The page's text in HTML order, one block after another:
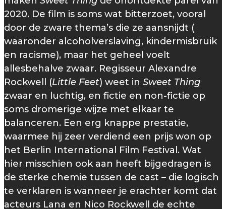
2020. De film is soms wat bitterzoet, vooral
door de zware thema’s die ze aansnijdt (
waaronder alcoholverslaving, kindermisbruik
en racisme), maar het geheel voelt
allesbehalve zwaar. Regisseur Alexandre
Rockwell (Little Feet) weet in Sweet Thing
zwaar en luchtig, en fictie en non-fictie op
soms dromerige wijze met elkaar te
balanceren. Een erg knappe prestatie,
waarmee hij zeer verdiend een prijs won op
het Berlin International Film Festival. Wat
hier misschien ook aan heeft bijgedragen is
de sterke chemie tussen de cast – die logisch
te verklaren is wanneer je erachter komt dat
acteurs Lana en Nico Rockwell de echte